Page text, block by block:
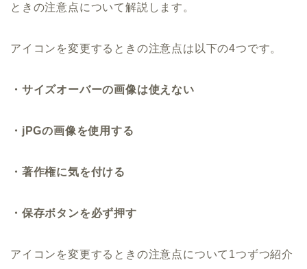
ときの注意点について解説します。
アイコンを変更するときの注意点は以下の4つです。
・サイズオーバーの画像は使えない
・jPGの画像を使用する
・著作権に気を付ける
・保存ボタンを必ず押す
アイコンを変更するときの注意点について1つずつ紹介